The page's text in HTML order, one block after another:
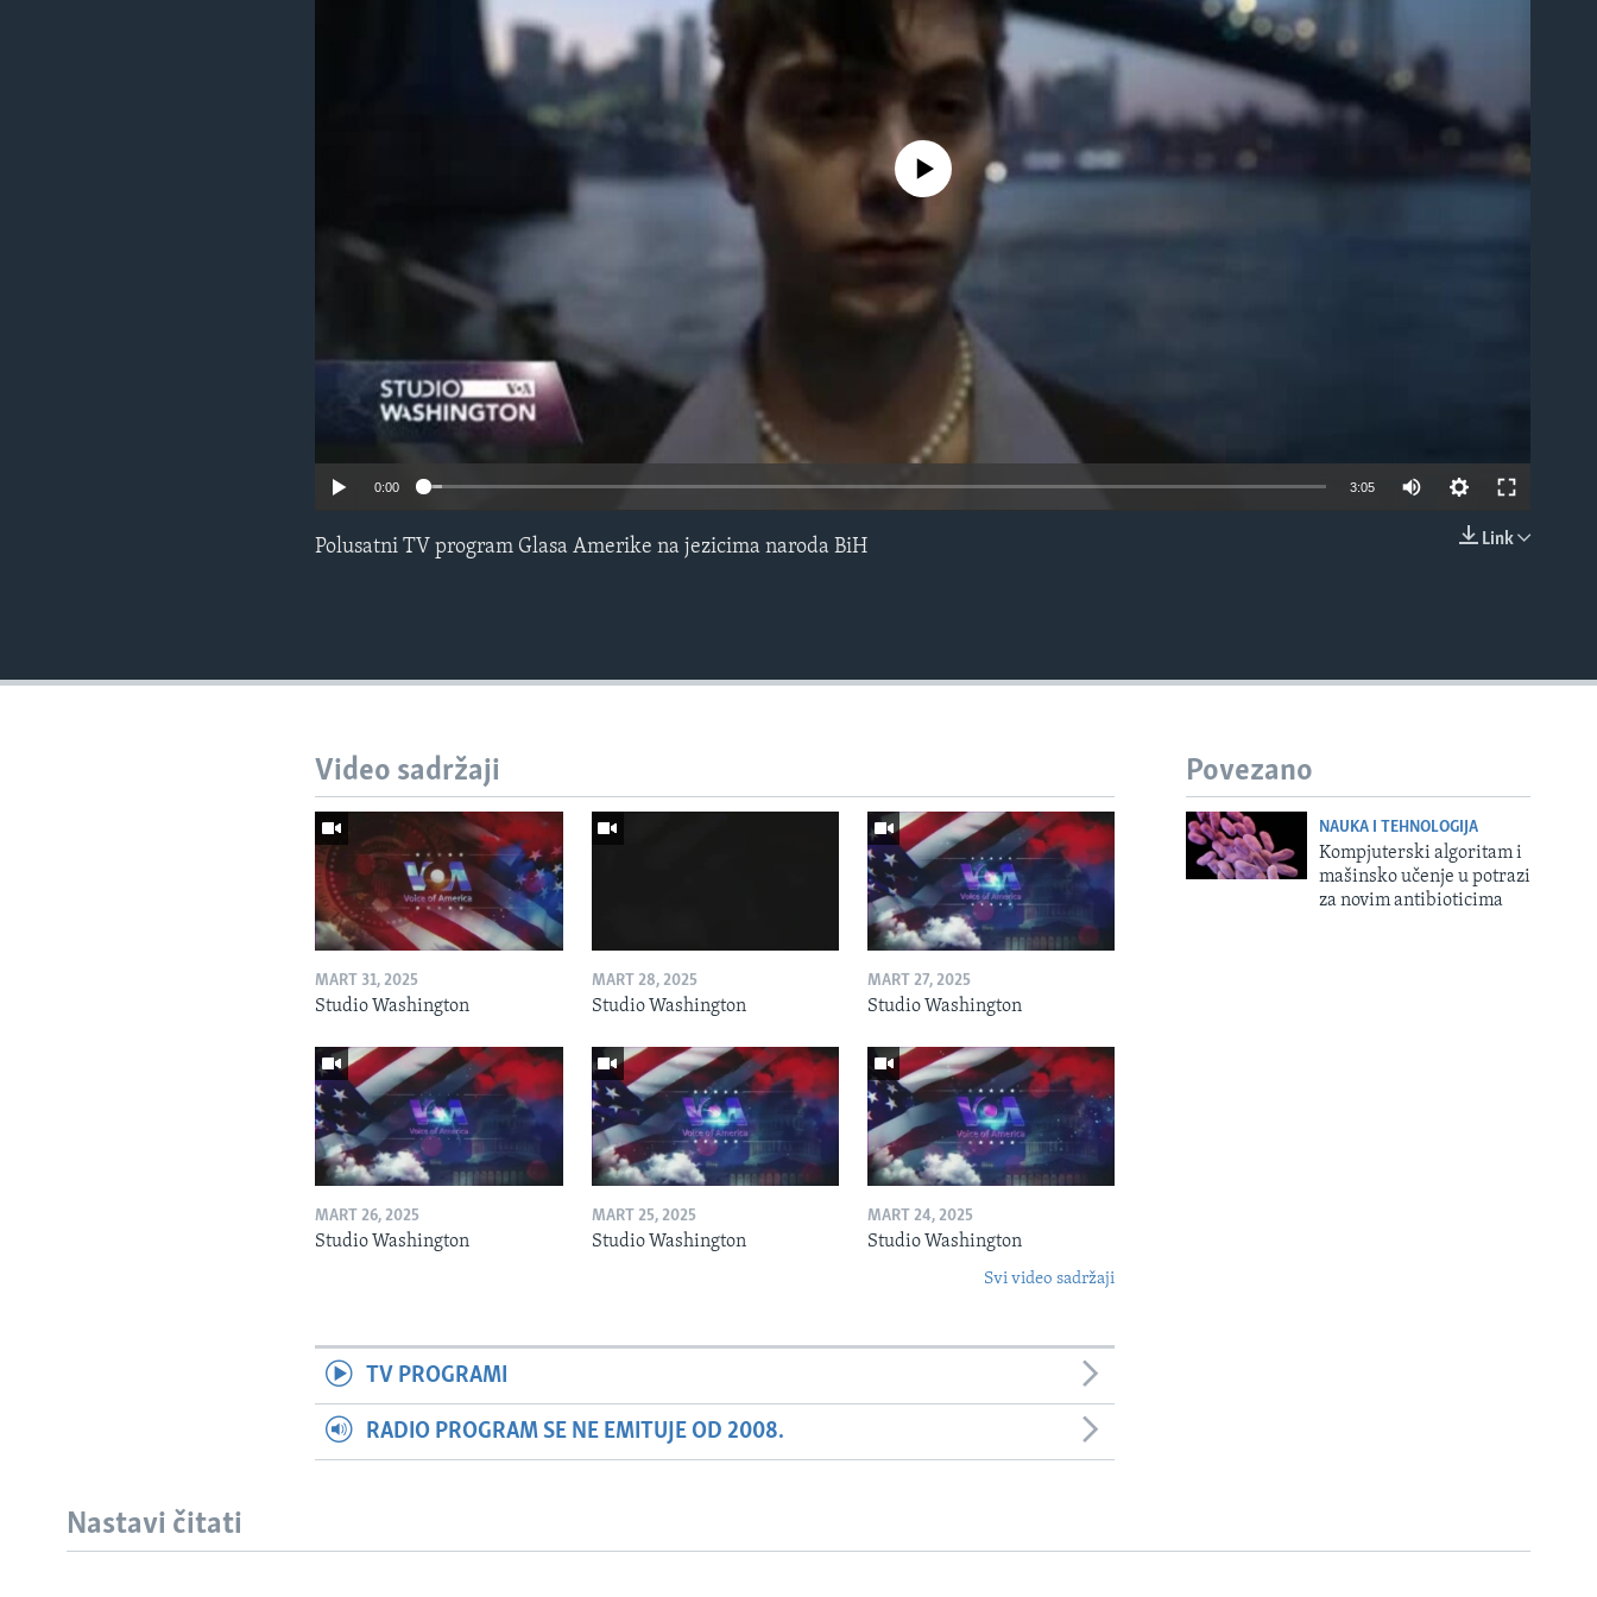
No media source currently available
0:00 3:05
Link
Polusatni TV program Glasa Amerike na jezicima naroda BiH
Povezano
NAUKA I TEHNOLOGIJA
Kompjuterski algoritam i
mašinsko učenje u potrazi
za novim antibioticima
Video sadržaji
MART 31, 2025
Studio Washington
MART 28, 2025
Studio Washington
MART 27, 2025
Studio Washington
MART 26, 2025
Studio Washington
MART 25, 2025
Studio Washington
MART 24, 2025
Studio Washington
Svi video sadržaji
TV PROGRAMI
RADIO PROGRAM SE NE EMITUJE OD 2008.
Nastavi čitati